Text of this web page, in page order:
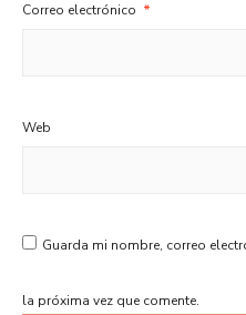
Correo electrónico *
Web
Guarda mi nombre, correo
la próxima vez que comente.